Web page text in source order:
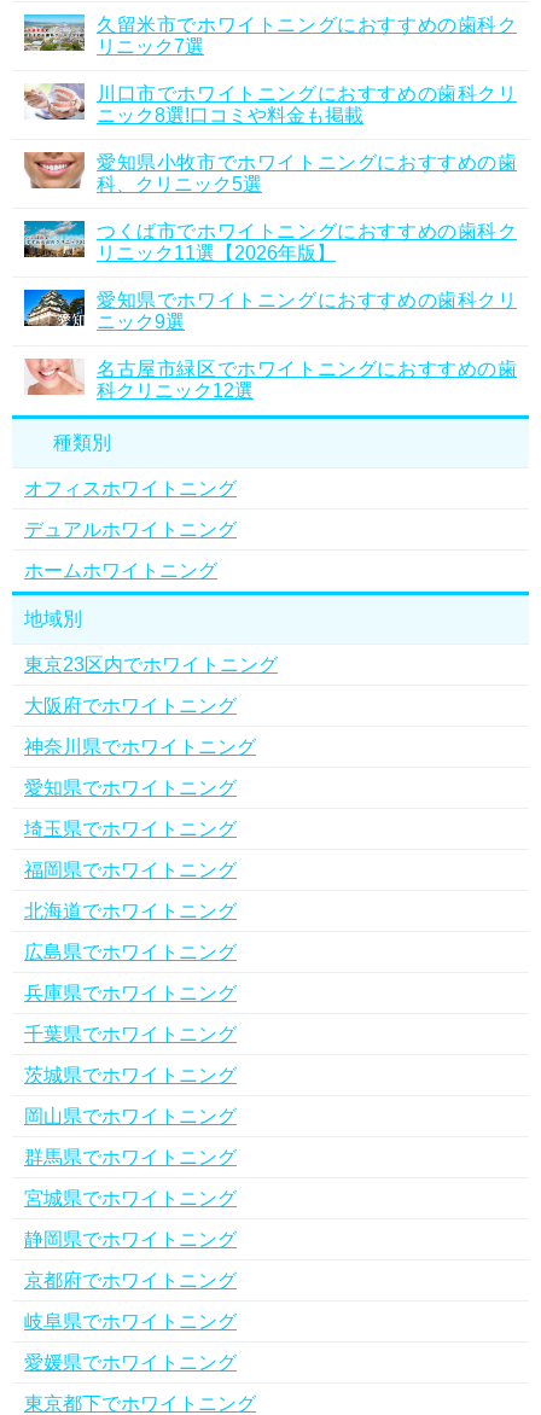
久留米市でホワイトニングにおすすめの歯科ク
リニック7選
川口市でホワイトニングにおすすめの歯科クリ
ニック8選!口コミや料金も掲載
愛知県小牧市でホワイトニングにおすすめの歯
科、クリニック5選
つくば市でホワイトニングにおすすめの歯科ク
リニック11選【2026年版】
愛知県でホワイトニングにおすすめの歯科クリ
ニック9選
名古屋市緑区でホワイトニングにおすすめの歯
科クリニック12選
種類別
オフィスホワイトニング
デュアルホワイトニング
ホームホワイトニング
地域別
東京23区内でホワイトニング
大阪府でホワイトニング
神奈川県でホワイトニング
愛知県でホワイトニング
埼玉県でホワイトニング
福岡県でホワイトニング
北海道でホワイトニング
広島県でホワイトニング
兵庫県でホワイトニング
千葉県でホワイトニング
茨城県でホワイトニング
岡山県でホワイトニング
群馬県でホワイトニング
宮城県でホワイトニング
静岡県でホワイトニング
京都府でホワイトニング
岐阜県でホワイトニング
愛媛県でホワイトニング
東京都下でホワイトニング